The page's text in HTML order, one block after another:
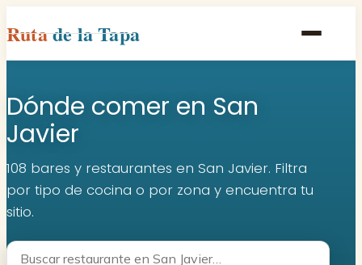
Rutade la Tapa
Inicio
Poblaciones
Rutas
Recetas
Contacto
Dónde comer en San
Javier
108 bares y restaurantes en San Javier. Filtra
por tipo de cocina o por zona y encuentra tu
sitio.